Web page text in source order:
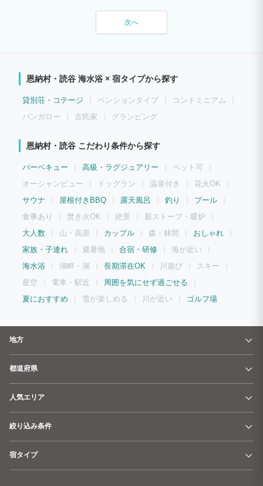
次へ
恩納村・読谷 海水浴 × 宿タイプから探す
貸別荘・コテージ ペンションタイプ
コンドミニアム
バンガロー
古民家 グランピング
恩納村・読谷 こだわり条件から探す
バーベキュー 高級・ラグジュアリー
ペット可
オーシャンビュー
ドッグラン 温泉付き
花火OK
サウナ
屋根付きBBQ 露天風呂 釣り
プール
食事あり
焚き火OK 絶景
薪ストーブ・暖炉
大人数
山・高原 カップル 森・林間
おしゃれ
家族・子連れ
避暑地 合宿・研修
海が近い
海水浴
湖畔・湖 長期滞在OK 川遊び
スキー
星空
電車・駅近
周囲を気にせず過ごせる
夏におすすめ
雪が楽しめる 川が近い ゴルフ場
地方
都道府県
人気エリア
絞り込み条件
宿タイプ